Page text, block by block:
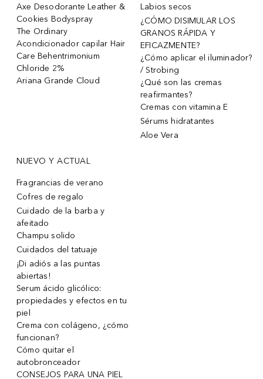
Axe Desodorante Leather &
Cookies Bodyspray
The Ordinary
Acondicionador capilar Hair
Care Behentrimonium
Chloride 2%
Ariana Grande Cloud
Labios secos
¿CÓMO DISIMULAR LOS
GRANOS RÁPIDA Y
EFICAZMENTE?
¿Cómo aplicar el iluminador?
/ Strobing
¿Qué son las cremas
reafirmantes?
Cremas con vitamina E
Sérums hidratantes
Aloe Vera
NUEVO Y ACTUAL
Fragrancias de verano
Cofres de regalo
Cuidado de la barba y
afeitado
Champu solido
Cuidados del tatuaje
¡Di adiós a las puntas
abiertas!
Serum ácido glicólico:
propiedades y efectos en tu
piel
Crema con colágeno, ¿cómo
funcionan?
Cómo quitar el
autobronceador
CONSEJOS PARA UNA PIEL